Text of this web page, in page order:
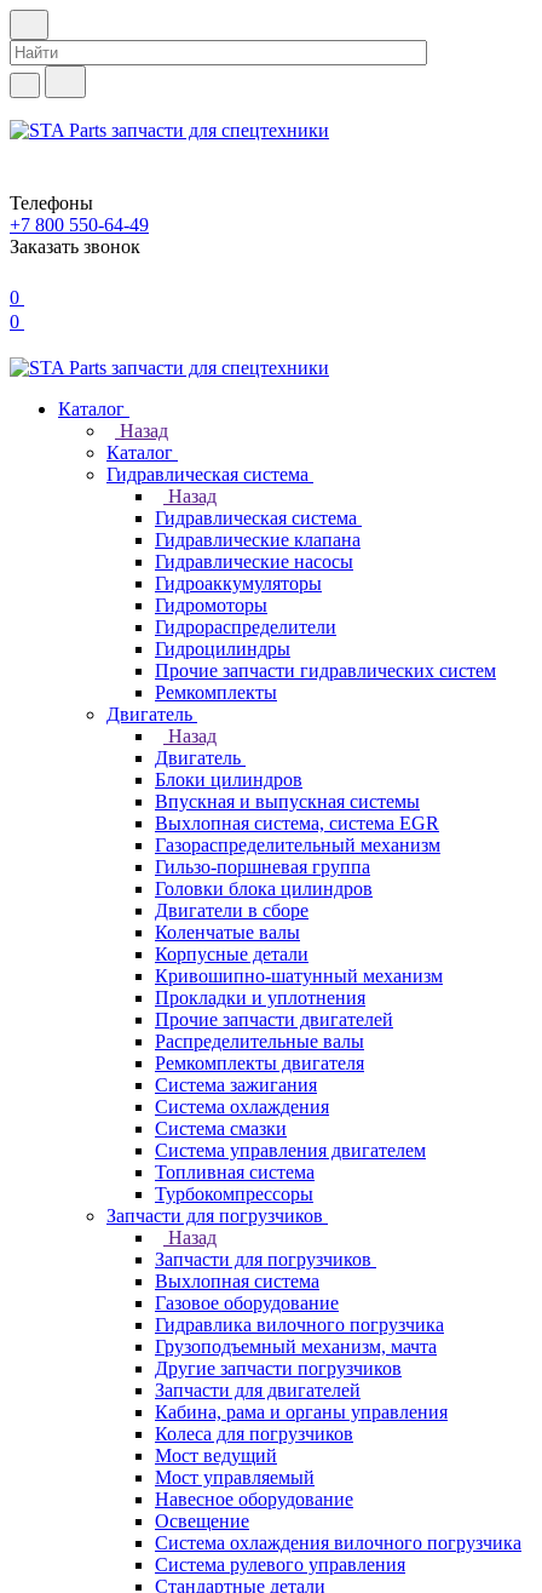
Телефоны
+7 800 550-64-49
Заказать звонок
0
0
Каталог
Назад
Каталог
Гидравлическая система
Назад
Гидравлическая система
Гидравлические клапана
Гидравлические насосы
Гидроаккумуляторы
Гидромоторы
Гидрораспределители
Гидроцилиндры
Прочие запчасти гидравлических систем
Ремкомплекты
Двигатель
Назад
Двигатель
Блоки цилиндров
Впускная и выпускная системы
Выхлопная система, система EGR
Газораспределительный механизм
Гильзо-поршневая группа
Головки блока цилиндров
Двигатели в сборе
Коленчатые валы
Корпусные детали
Кривошипно-шатунный механизм
Прокладки и уплотнения
Прочие запчасти двигателей
Распределительные валы
Ремкомплекты двигателя
Система зажигания
Система охлаждения
Система смазки
Система управления двигателем
Топливная система
Турбокомпрессоры
Запчасти для погрузчиков
Назад
Запчасти для погрузчиков
Выхлопная система
Газовое оборудование
Гидравлика вилочного погрузчика
Грузоподъемный механизм, мачта
Другие запчасти погрузчиков
Запчасти для двигателей
Кабина, рама и органы управления
Колеса для погрузчиков
Мост ведущий
Мост управляемый
Навесное оборудование
Освещение
Система охлаждения вилочного погрузчика
Система рулевого управления
Стандартные детали